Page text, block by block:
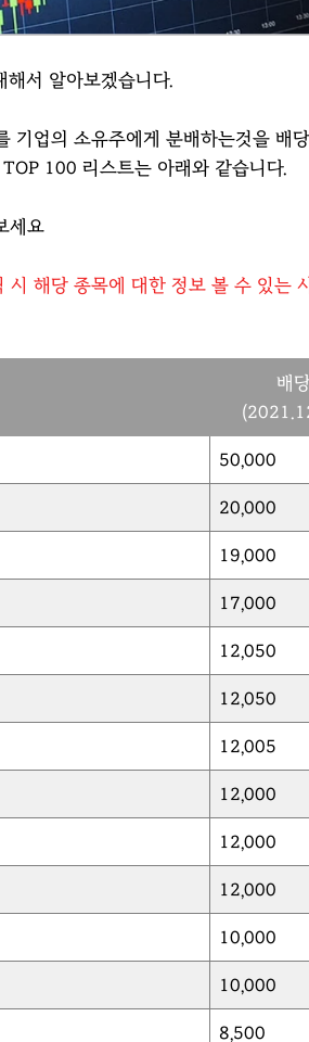
서 알아보겠습니다.
업의 소유주에게 분배하는것을 배
100 리스트는 아래와 같습니다.
세요
해당 종목에 대한 정보 볼 수 있는
배
50,000
20,000
19,000
17,000
12,050
12,050
12,005
12,000
12,000
12,000
10,000
10,000
8,500